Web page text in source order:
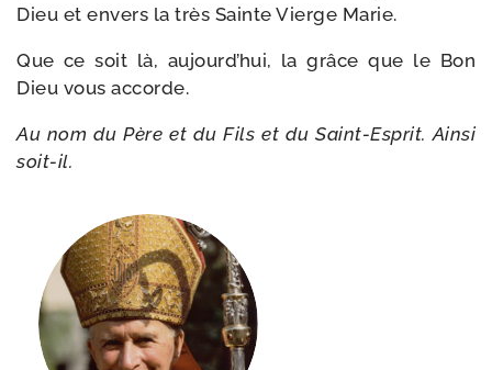
Dieu et envers la très Sainte Vierge Marie.
Que ce soit là, aujourd’hui, la grâce que le Bon
Dieu vous accorde.
Au nom du Père et du Fils et du Saint-​Esprit. Ainsi
soit-il.